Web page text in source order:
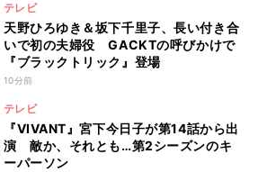
テレビ
天野ひろゆき＆坂下千里子、長い付き合
いで初の夫婦役 GACKTの呼びかけで
『ブラックトリック』登場
10分前
テレビ
『VIVANT』宮下今日子が第14話から出
演 敵か、それとも…第2シーズンのキ
ーパーソン